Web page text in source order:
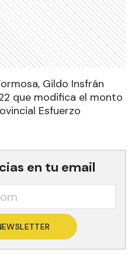
Gildo Insfrán
que modifica el monto
Esfuerzo
en tu email